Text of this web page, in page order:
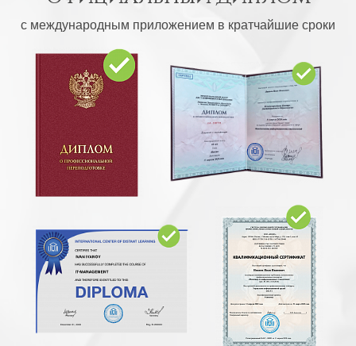
с международным приложением в кратчайшие сроки